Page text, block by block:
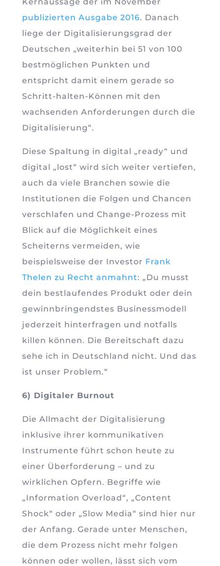
publizierten Ausgabe 2016. Danach
liege der Digitalisierungsgrad der
Deutschen „weiterhin bei 51 von 100
bestmöglichen Punkten und
entspricht damit einem gerade so
Schritt-halten-Können mit den
wachsenden Anforderungen durch die
Digitalisierung“.
Diese Spaltung in digital „ready“ und
digital „lost“ wird sich weiter vertiefen,
auch da viele Branchen sowie die
Institutionen die Folgen und Chancen
verschlafen und Change-Prozess mit
Blick auf die Möglichkeit eines
Scheiterns vermeiden, wie
beispielsweise der Investor Frank
Thelen zu Recht anmahnt: „Du musst
dein bestlaufendes Produkt oder dein
gewinnbringendstes Businessmodell
jederzeit hinterfragen und notfalls
killen können. Die Bereitschaft dazu
sehe ich in Deutschland nicht. Und das
ist unser Problem.“
6) Digitaler Burnout
Die Allmacht der Digitalisierung
inklusive ihrer kommunikativen
Instrumente führt schon heute zu
einer Überforderung – und zu
wirklichen Opfern. Begriffe wie
„Information Overload“, „Content
Shock“ oder „Slow Media“ sind hier nur
der Anfang. Gerade unter Menschen,
die dem Prozess nicht mehr folgen
können oder wollen, lässt sich vom